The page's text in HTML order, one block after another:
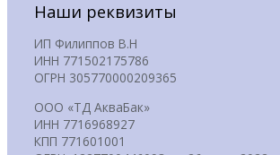
Наши реквизиты
ИП Филиппов В.Н
ИНН 771502175786
ОГРН 305770000209365
ООО «ТД АкваБак»
ИНН 7716968927
КПП 771601001